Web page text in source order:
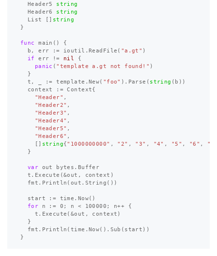
Header5
string
Header6
string
List
[] string
}
func main ()
{
b , err := ioutil .ReadFile ( "a.gt" )
if
err != nil
{
panic ( "template a.gt not found!" )
}
t , := template .New( "foo" ) . Parse ( string ( b ))
context
:= Context{
"Header" ,
"Header2" ,
"Header3" ,
"Header4" ,
"Header5" ,
"Header6" ,
[] string{"1000000000" , "2" , "3" , "4" , "5" , "6" ,
}
var out bytes . Buffer
t . Execute (&out , context )
fmt . Println ( out . String ())
start := time . Now()
for
n := 0 ; n < 100000 ; n++
{
t . Execute ( &out , context )
}
fmt . Println ( time .Now() . Sub ( start ))
}